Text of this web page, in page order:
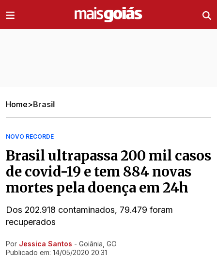
Home>Brasil
NOVO RECORDE
Brasil ultrapassa 200 mil casos
de covid-19 e tem 884 novas
mortes pela doença em 24h
Dos 202.918 contaminados, 79.479 foram
recuperados
Ir direto pra matéria
Por Jessica Santos - Goiânia, GO
Publicado em: 14/05/2020 20:31